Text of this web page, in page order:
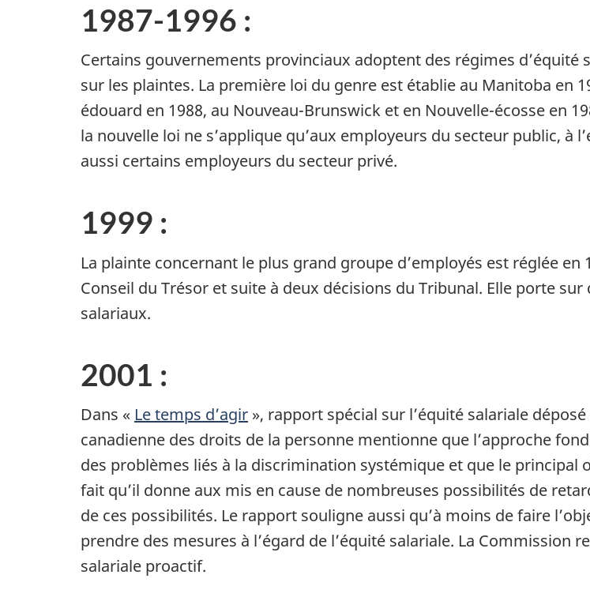
1987-1996 :
Certains gouvernements provinciaux adoptent des régimes
sur les plaintes. La première loi du genre est établie au Manitoba en
édouard en 1988, au Nouveau-Brunswick et en Nouvelle-écosse en
la nouvelle loi ne s’applique qu’aux employeurs du secteur public, à
aussi certains employeurs du secteur privé.
1999 :
La plainte concernant le plus grand groupe d’employés est réglée
Conseil du Trésor et suite à deux décisions du Tribunal. Elle porte
salariaux.
2001 :
Dans « Le temps d’agir », rapport spécial sur l’équité salariale
canadienne des droits de la personne mentionne que l’approche
des problèmes liés à la discrimination systémique et que le principal
fait qu’il donne aux mis en cause de nombreuses possibilités de
de ces possibilités. Le rapport souligne aussi qu’à moins de faire
prendre des mesures à l’égard de l’équité salariale. La
salariale proactif.